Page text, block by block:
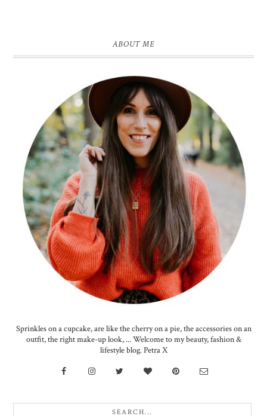
ABOUT ME
Sprinkles on a cupcake, are like the cherry on a pie, the accessories on an
outfit, the right make-up look, ... Welcome to my beauty, fashion &
lifestyle blog. Petra X